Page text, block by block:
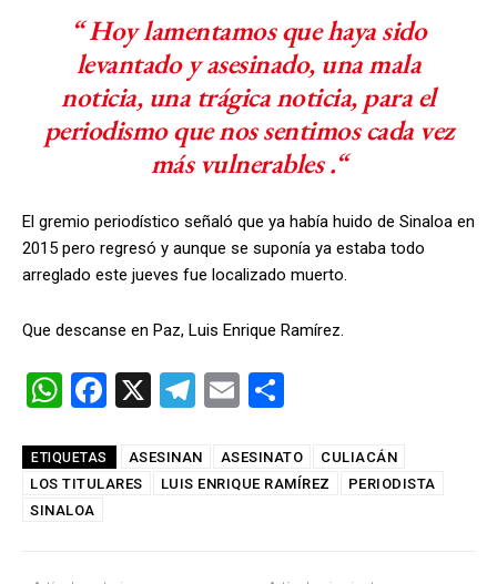
“ Hoy lamentamos que haya sido
levantado y asesinado, una mala
noticia, una trágica noticia, para el
periodismo que nos sentimos cada vez
más vulnerables .“
El gremio periodístico señaló que ya había huido de Sinaloa en
2015 pero regresó y aunque se suponía ya estaba todo
arreglado este jueves fue localizado muerto.
Que descanse en Paz, Luis Enrique Ramírez.
W
at
s
F
ce
b
X
T
e
gr
E
ail m
p
ETIQUETAS ASESINAN ASESINATO
CULIACÁN
LOS TITULARES
LUIS ENRIQUE RAMÍREZ
PERIODISTA
SINALOA